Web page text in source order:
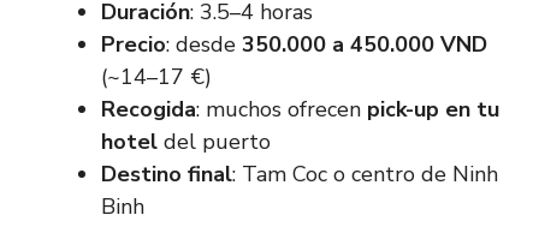
Duración: 3.5–4 horas
Precio: desde 350.000 a 450.000 VND
(~14–17 €)
Recogida: muchos ofrecen pick-up en tu
hotel del puerto
Destino final: Tam Coc o centro de Ninh
Binh